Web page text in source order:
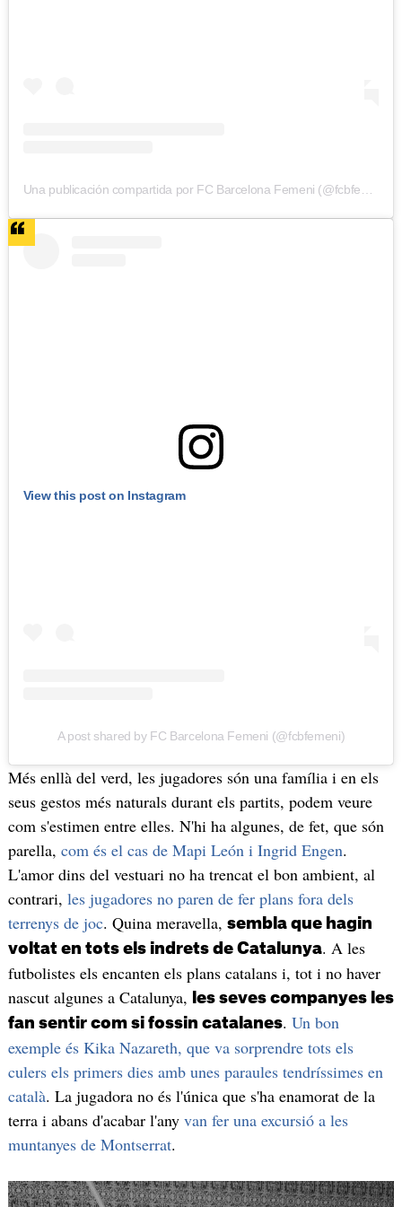
Una publicación compartida por FC Barcelona Femeni (@fcbfemeni)
View this post on Instagram
A post shared by FC Barcelona Femeni (@fcbfemeni)
Més enllà del verd, les jugadores són una família i en els
seus gestos més naturals durant els partits, podem veure
com s'estimen entre elles. N'hi ha algunes, de fet, que són
parella, com és el cas de Mapi León i Ingrid Engen.
L'amor dins del vestuari no ha trencat el bon ambient, al
contrari, les jugadores no paren de fer plans fora dels
terrenys de joc. Quina meravella, sembla que hagin
voltat en tots els indrets de Catalunya. A les
futbolistes els encanten els plans catalans i, tot i no haver
nascut algunes a Catalunya,
les seves companyes les
fan sentir com si fossin catalanes. Un bon
exemple és Kika Nazareth, que va sorprendre tots els
culers els primers dies amb unes paraules tendríssimes en
català. La jugadora no és l'única que s'ha enamorat de la
terra i abans d'acabar l'any van fer una excursió a les
muntanyes de Montserrat.